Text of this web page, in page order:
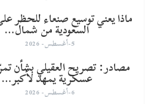
ماذا يعني توسيع صنعاء للحظر
السعودية من شمال…
5-أغسطس- 2026
مصادر: تصريح العقيلي بشأن
عسكرية يمهد لأكبر…
6-أغسطس- 2026